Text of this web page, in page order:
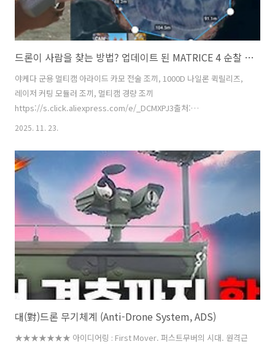
드론이 사람을 찾는 방법? 업데이트 된 MATRICE 4 순찰 경로 테스트!
야케다 군용 멀티캠 아라이드 카모 전술 조끼, 1000D 나일론 퀵릴리즈,
레이저 커팅 모듈러 조끼, 멀티캠 경량 조끼
https://s.click.aliexpress.com/e/_DCMXPJ3출처:
https://richcat.tistory.com/20005 [리치캣의 현재 그리고 미래:티스
1000D Nylon Molle Chaleco Tactico Tactical Vest MC Arid
CamoSmarter Shopping, Better Living!
Aliexpress.comwww.aliexpress.com UI, UX에 대한 연구 그리고 당
연하지만 수색하는 알고리즘에 대한 연구가 필요.동..
2025. 11. 23.
대(對)드론 무기체계 (Anti-Drone System, ADS)
★★★★★★★ 아이디어링 : First Mover. 퍼스트무버의 시대. 원격근